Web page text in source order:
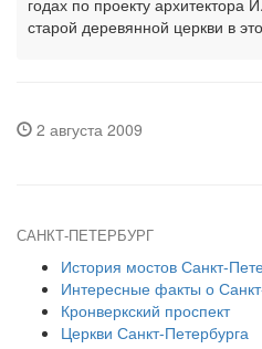
годах по проекту архитектора
старой деревянной церкви в
2 августа 2009
САНКТ-ПЕТЕРБУРГ
История мостов Санкт-
Интересные факты о
Кронверкский проспект
Церкви Санкт-Петербурга